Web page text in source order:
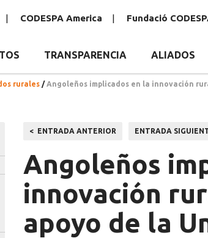
CODESPA America Fundació
TRANSPARENCIA ALIADOS
rurales / Angoleños implicados en la innovación
Navegación
de
entradas
ENTRADA ANTERIOR ENTRADA
Angoleños
innovación
apoyo de la